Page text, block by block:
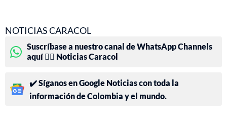
NOTICIAS CARACOL
Suscríbase a nuestro canal de WhatsApp Channels
aquí 👉🏻 Noticias Caracol
✔️ Síganos en Google Noticias con toda la
información de Colombia y el mundo.